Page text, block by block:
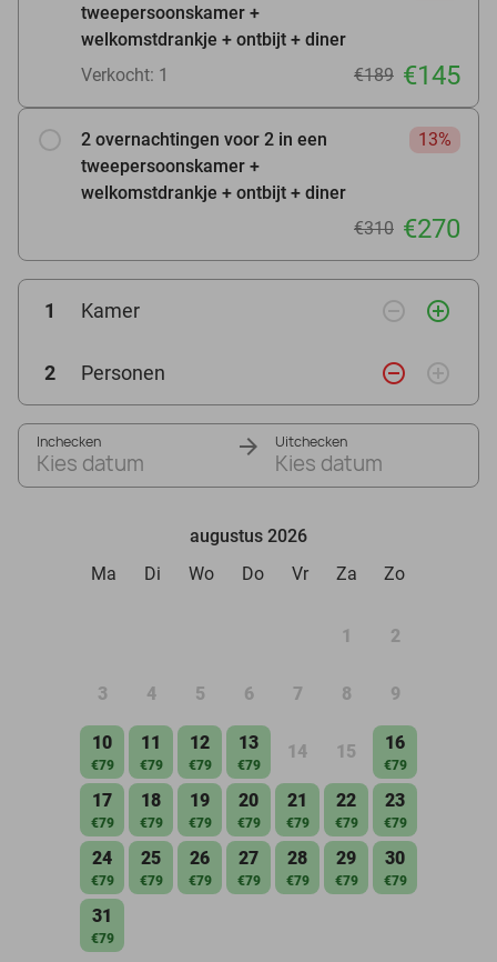
tweepersoonskamer +
welkomstdrankje + ontbijt + diner
Verkocht: 1 €189 €145
2 overnachtingen voor 2 in een
tweepersoonskamer +
welkomstdrankje + ontbijt + diner
13%
€310 €270
1 Kamer remove_circle_outline add_circle_outline
2 Personen remove_circle_outline add_circle_outline
Inchecken
Kies datum
Uitchecken
Kies datum
augustus 2026
Ma
Di Wo Do Vr Za Zo
1 2
3 4 5 6 7 8 9
10
€79
11
€79
12
€79
13
€79
14 15 16
€79
17
€79
18
€79
19
€79
20
€79
21
€79
22
€79
23
€79
24
€79
25
€79
26
€79
27
€79
28
€79
29
€79
30
€79
31
€79